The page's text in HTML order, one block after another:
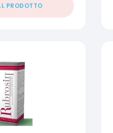
PRODOTTO